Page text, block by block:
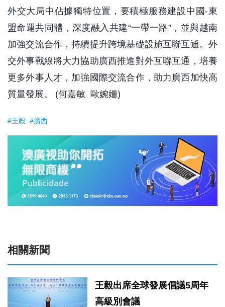
外交大局中佔據獨特位置，要積極服務建設中國-東
盟命運共同體，深度融入共建“一帶一路”，並與越南
加強交流合作，持續提升跨境基礎設施互聯互通。外
交外事戰線將大力協助廣西推進對外互聯互通，培養
更多外事人才，加強國際交流合作，助力廣西加快高
質量發展。 (何嘉敏 歐婉姍)
#王毅 #廣西
相關新聞
王毅出席全球發展倡議5周年
高級別會議